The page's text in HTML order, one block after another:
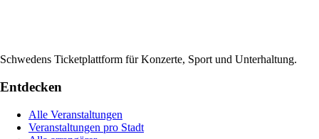
Schwedens Ticketplattform für Konzerte, Sport und Unterhaltung.
Entdecken
Alle Veranstaltungen
Veranstaltungen pro Stadt